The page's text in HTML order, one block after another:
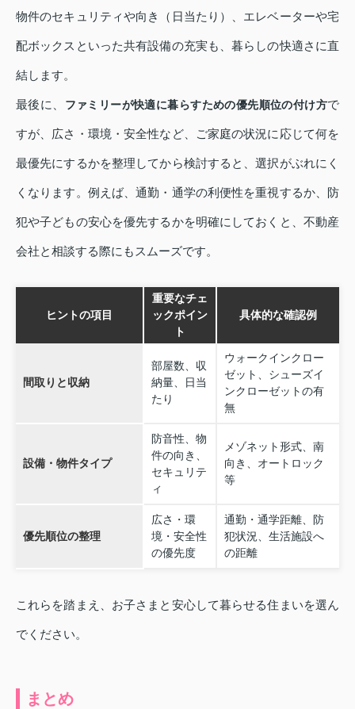
物件のセキュリティや向き（日当たり）、エレベーターや宅
配ボックスといった共有設備の充実も、暮らしの快適さに直
結します。
最後に、 ファミリーが快適に暮らすための優先順位の付け方で
すが、広さ・環境・安全性など、ご家庭の状況に応じて何を
最優先にするかを整理してから検討すると、選択がぶれにく
くなります。例えば、通勤・通学の利便性を重視するか、防
犯や子どもの安心を優先するかを明確にしておくと、不動産
会社と相談する際にもスムーズです。
ヒントの項目
重要なチェ
ックポイン
ト
具体的な確認例
間取りと収納
部屋数、収
納量、日当
たり
ウォークインクロー
ゼット、シューズイ
ンクローゼットの有
無
設備・物件タイプ
防音性、物
件の向き、
セキュリテ
ィ
メゾネット形式、南
向き、オートロック
等
優先順位の整理
広さ・環
境・安全性
の優先度
通勤・通学距離、防
犯状況、生活施設へ
の距離
これらを踏まえ、お子さまと安心して暮らせる住まいを選ん
でください。
まとめ